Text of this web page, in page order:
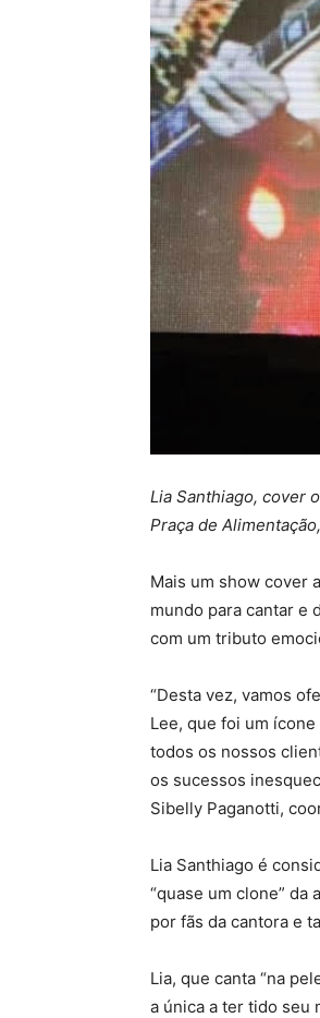
Lia Santhiago, cover
Praça de
Mais um show cover
mundo para cantar e
com um tributo
“Desta vez, vamos
Lee, que foi um
todos os nossos
os sucessos
Sibelly Paganotti,
Lia Santhiago é
“quase um clone”
por fãs da cantora e
Lia, que canta “na
a única a ter tido seu